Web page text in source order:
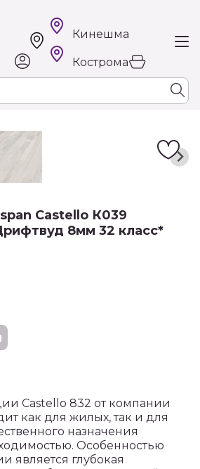
Кинешма
Кострома
Castello К039
8мм 32 класс*
Castello 832 от компании
как для жилых, так и для
назначения
Особенностью
является глубокая